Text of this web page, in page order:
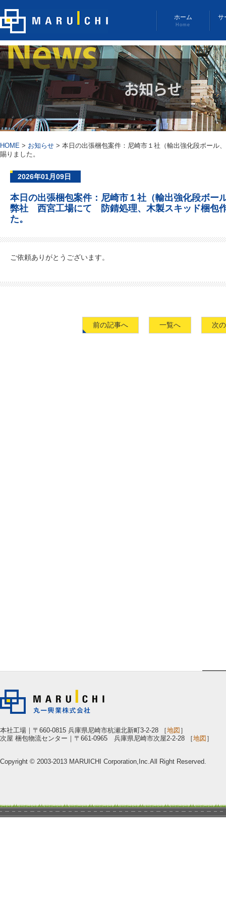
ホーム
Home
サ
HOME > お知らせ > 本日の出張梱包案件：尼崎市１社（輸出強化段ボー
賜りました。
2026年01月09日
本日の出張梱包案件：尼崎市１社（輸出強化段ボー
弊社 西宮工場にて 防錆処理、木製スキッド梱包
た。
ご依頼ありがとうございます。
前の記事へ 一覧へ 次
本社工場｜〒660-0815 兵庫県尼崎市杭瀬北新町3-2-28 ［地図 ］
次屋 梱包物流センター｜〒661-0965 兵庫県尼崎市次屋2-2-28 ［地図 ］
Copyright © 2003-2013 MARUICHI Corporation,Inc.All Right Reserved.